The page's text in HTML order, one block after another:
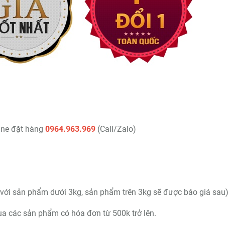
đặt hàng 0964.963.969 (Call/Zalo)
sản phẩm dưới 3kg, sản phẩm trên 3kg sẽ được báo giá
các sản phẩm có hóa đơn từ 500k trở lên.